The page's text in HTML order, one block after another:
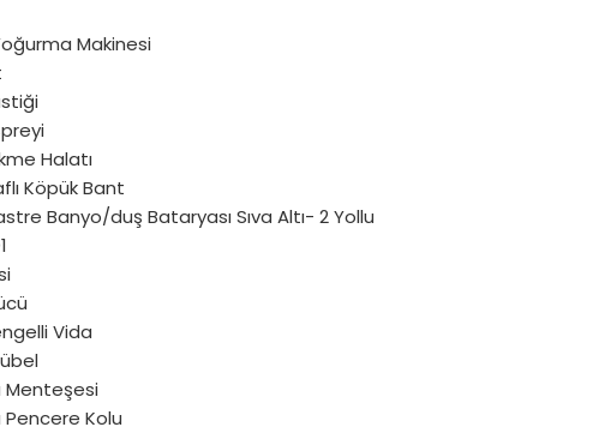
Makinesi
Halatı
Köpük Bant
Banyo/duş Bataryası Sıva Altı- 2 Yollu
Vida
Menteşesi
Pencere Kolu